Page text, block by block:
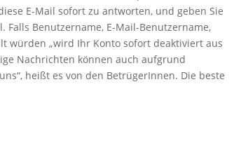
E-Mail sofort zu antworten, und geben Sie
Benutzername, E-Mail-Benutzername,
würden „wird Ihr Konto sofort deaktiviert aus
Nachrichten können auch aufgrund
heißt es von den BetrügerInnen. Die beste